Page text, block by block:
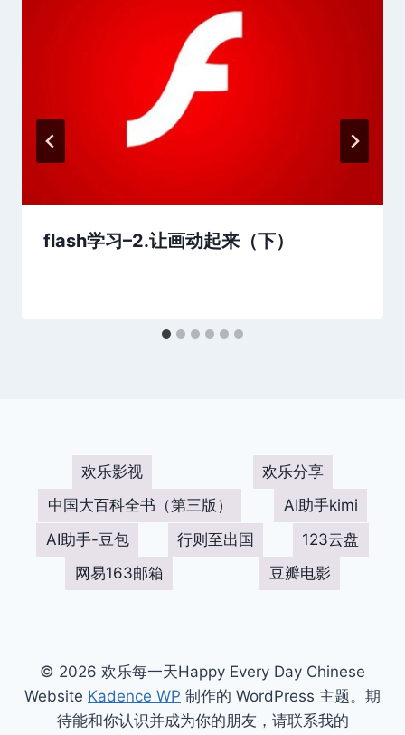
flash学习–2.让画动起来（下）
欢乐影视
欢乐分享
中国大百科全书（第三版）
AI助手kimi
AI助手-豆包
行则至出国
123云盘
网易163邮箱
豆瓣电影
© 2026 欢乐每一天Happy Every Day Chinese
Website Kadence WP 制作的 WordPress 主题。期
待能和你认识并成为你的朋友，请联系我的